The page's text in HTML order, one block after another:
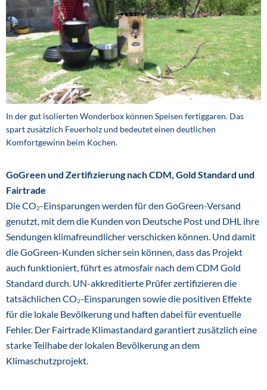
In der gut isolierten Wonderbox können Speisen fertiggaren. Das
spart zusätzlich Feuerholz und bedeutet einen deutlichen
Komfortgewinn beim Kochen.
GoGreen und Zertifizierung nach CDM, Gold Standard und
Fairtrade
Die CO₂-Einsparungen werden für den GoGreen-Versand
genutzt, mit dem die Kunden von Deutsche Post und DHL ihre
Sendungen klimafreundlicher verschicken können. Und damit
die GoGreen-Kunden sicher sein können, dass das Projekt
auch funktioniert, führt es atmosfair nach dem CDM Gold
Standard durch. UN-akkreditierte Prüfer zertifizieren die
tatsächlichen CO₂-Einsparungen sowie die positiven Effekte
für die lokale Bevölkerung und haften dabei für eventuelle
Fehler. Der Fairtrade Klimastandard garantiert zusätzlich eine
starke Teilhabe der lokalen Bevölkerung an dem
Klimaschutzprojekt.